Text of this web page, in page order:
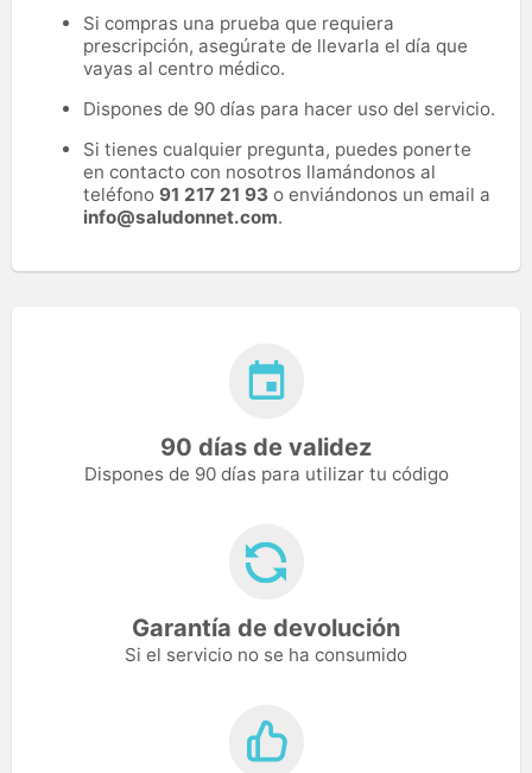
Si compras una prueba que requiera
prescripción, asegúrate de llevarla el día que
vayas al centro médico.
Dispones de 90 días para hacer uso del servicio.
Si tienes cualquier pregunta, puedes ponerte
en contacto con nosotros llamándonos al
teléfono 91 217 21 93 o enviándonos un email a
info@saludonnet.com.
90 días de validez
Dispones de 90 días para utilizar tu código
Garantía de devolución
Si el servicio no se ha consumido